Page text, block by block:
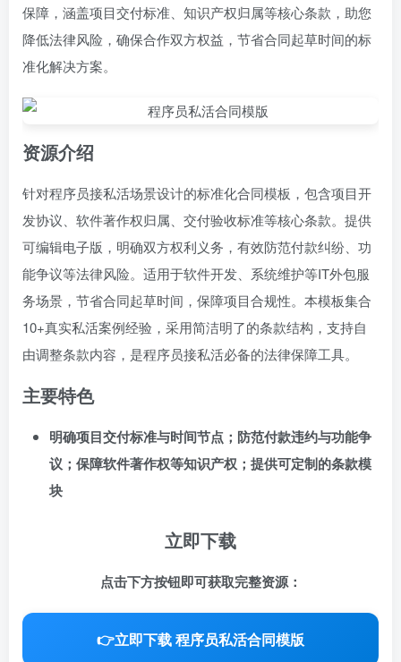
保障，涵盖项目交付标准、知识产权归属等核心条款，助您
降低法律风险，确保合作双方权益，节省合同起草时间的标
准化解决方案。
资源介绍
针对程序员接私活场景设计的标准化合同模板，包含项目开
发协议、软件著作权归属、交付验收标准等核心条款。提供
可编辑电子版，明确双方权利义务，有效防范付款纠纷、功
能争议等法律风险。适用于软件开发、系统维护等IT外包服
务场景，节省合同起草时间，保障项目合规性。本模板集合
10+真实私活案例经验，采用简洁明了的条款结构，支持自
由调整条款内容，是程序员接私活必备的法律保障工具。
主要特色
明确项目交付标准与时间节点；防范付款违约与功能争
议；保障软件著作权等知识产权；提供可定制的条款模
块
立即下载
点击下方按钮即可获取完整资源：
👉立即下载 程序员私活合同模版